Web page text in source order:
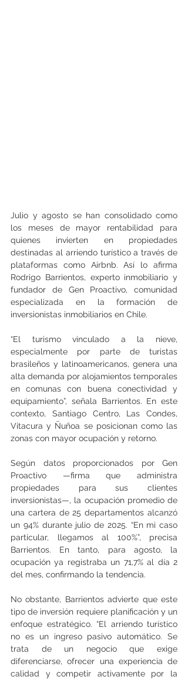
Julio y agosto se han consolidado como
los meses de mayor rentabilidad para
quienes invierten en propiedades
destinadas al arriendo turístico a través de
plataformas como Airbnb. Así lo afirma
Rodrigo Barrientos, experto inmobiliario y
fundador de Gen Proactivo, comunidad
especializada en la formación de
inversionistas inmobiliarios en Chile.
“El turismo vinculado a la nieve,
especialmente por parte de turistas
brasileños y latinoamericanos, genera una
alta demanda por alojamientos temporales
en comunas con buena conectividad y
equipamiento”, señala Barrientos. En este
contexto, Santiago Centro, Las Condes,
Vitacura y Ñuñoa se posicionan como las
zonas con mayor ocupación y retorno.
Según datos proporcionados por Gen
Proactivo —firma que administra
propiedades para sus clientes
inversionistas—, la ocupación promedio de
una cartera de 25 departamentos alcanzó
un 94% durante julio de 2025. “En mi caso
particular, llegamos al 100%”, precisa
Barrientos. En tanto, para agosto, la
ocupación ya registraba un 71,7% al día 2
del mes, confirmando la tendencia.
No obstante, Barrientos advierte que este
tipo de inversión requiere planificación y un
enfoque estratégico. “El arriendo turístico
no es un ingreso pasivo automático. Se
trata de un negocio que exige
diferenciarse, ofrecer una experiencia de
calidad y competir activamente por la